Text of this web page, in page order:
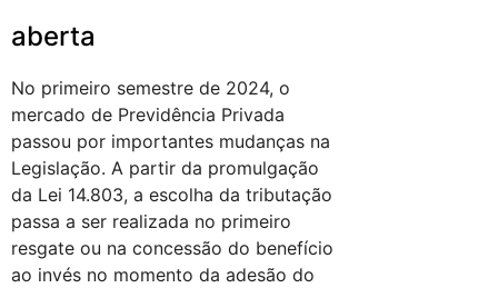
aberta
No primeiro semestre de 2024, o
mercado de Previdência Privada
passou por importantes mudanças na
Legislação. A partir da promulgação
da Lei 14.803, a escolha da tributação
passa a ser realizada no primeiro
resgate ou na concessão do benefício
ao invés no momento da adesão do